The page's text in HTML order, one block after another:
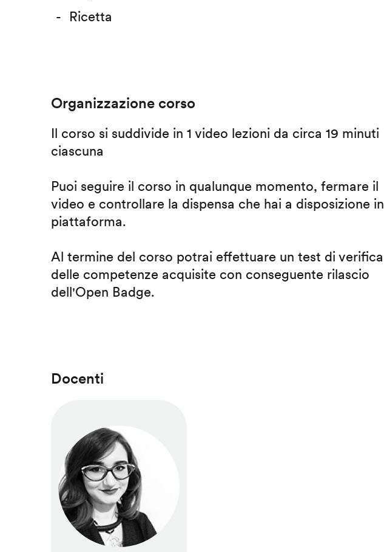
Ricetta
Organizzazione corso
Il corso si suddivide in 1 video lezioni da circa 19 minuti
ciascuna
Puoi seguire il corso in qualunque momento, fermare il
video e controllare la dispensa che hai a disposizione in
piattaforma.
Al termine del corso potrai effettuare un test di verifica
delle competenze acquisite con conseguente rilascio
dell'Open Badge.
Docenti